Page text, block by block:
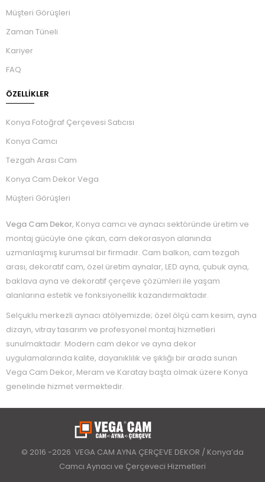
Müşteri Görüşleri
Zaman Tüneli
Kariyer
FAQ
ÖZELLIKLER
Konya Fotoğraf Çerçevesi Satıcısı
Konya Camcı
Tezgah Arası Cam
Konya Cam Dekor Vega
Müşteri Görüşleri
Vega Cam Dekor, Konya camcı ve aynacı sektöründe üretim ve
montaj gücüyle öne çıkan, cam dekorasyon alanında
uzmanlaşmış kurumsal bir firmadır. Cam balkon, cam tezgah
arası, dekoratif cam, özel üretim aynalar, LED ayna, çubuk ayna,
baklava ayna ve dekoratif çerçeve çözümleri ile yaşam
alanlarına estetik ve fonksiyonellik kazandırmaktadır.
Selçuklu merkezli aynacı atölyemizde; özel ölçü cam kesim, ayna
dizayn, vitray tasarım ve profesyonel montaj hizmetleri
sunulmaktadır. Modern cam dekor ve ayna dekor
uygulamalarında kalite, dayanıklılık ve şıklığı bir arada sunan
Vega Cam Dekor, Meram ve Karatay başta olmak üzere Konya
genelinde hizmet vermektedir.
© 2016 -2026 VEGA CAM AYNA ÇERÇEVE DEKOR / Konya’da
Camcı Aynacı ve Çerçeveci Hizmetleri